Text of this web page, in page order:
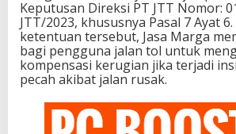
Keputusan Direksi PT JTT Nomor:
JTT/2023, khususnya Pasal 7 Ayat
ketentuan tersebut, Jasa Marga
bagi pengguna jalan tol untuk
kompensasi kerugian jika terjadi
pecah akibat jalan rusak.